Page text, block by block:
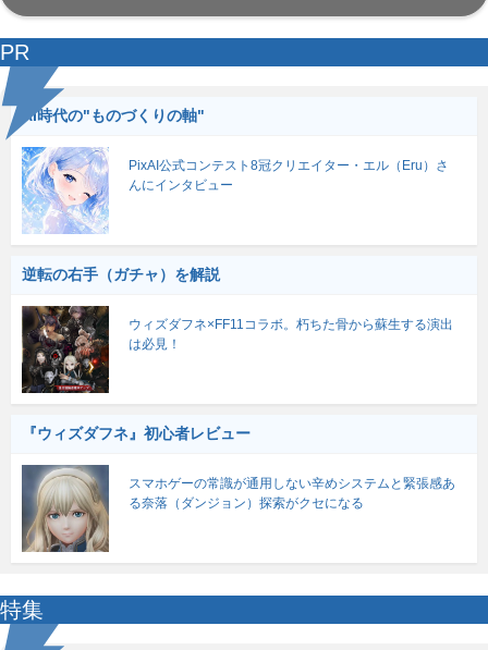
PR
AI時代の"ものづくりの軸"
PixAI公式コンテスト8冠クリエイター・エル（Eru）さ
んにインタビュー
逆転の右手（ガチャ）を解説
ウィズダフネ×FF11コラボ。朽ちた骨から蘇生する演出
は必見！
『ウィズダフネ』初心者レビュー
スマホゲーの常識が通用しない辛めシステムと緊張感あ
る奈落（ダンジョン）探索がクセになる
特集